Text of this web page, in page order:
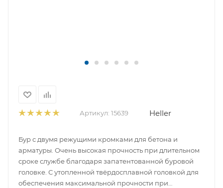
Артикул: 15639 Heller
Бур с двумя режущими кромками для бетона и
арматуры. Очень высокая прочность при длительном
сроке службе благодаря запатентованной буровой
головке. С утопленной твёрдосплавной головкой для
обеспечения максимальной прочности при